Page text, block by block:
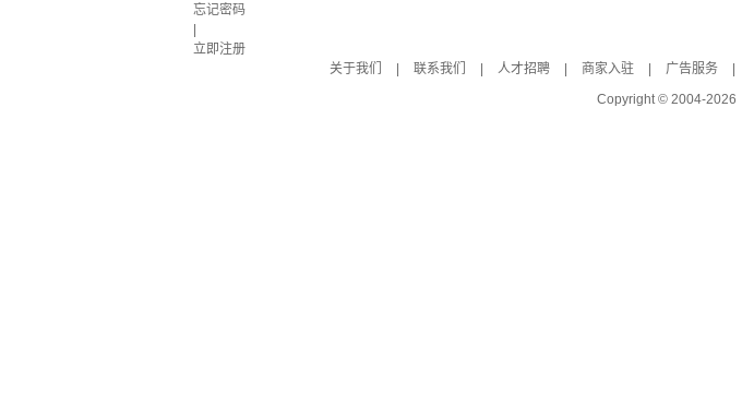
忘记密码
立即注册
关于我们
联系我们 人才招聘 商家入驻 广告服务
Copyright © 2004-2026